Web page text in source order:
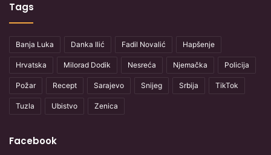
Tags
Banja Luka Danka Ilić Fadil Novalić Hapšenje
Hrvatska Milorad Dodik Nesreća Njemačka Policija
Požar Recept Sarajevo Snijeg Srbija TikTok
Tuzla Ubistvo Zenica
Facebook